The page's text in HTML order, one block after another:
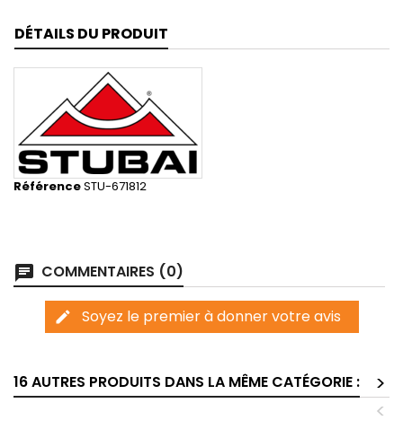
DÉTAILS DU PRODUIT
RéférenceSTU-671812
chat COMMENTAIRES (0)
edit Soyez le premier à donner votre avis
16 AUTRES PRODUITS DANS LA MÊME CATÉGORIE :
>
<